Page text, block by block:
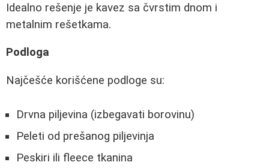
Idealno rešenje je kavez sa čvrstim dnom i
metalnim rešetkama.
Podloga
Najčešće korišćene podloge su:
Drvna piljevina (izbegavati borovinu)
Peleti od prešanog piljevinja
Peskiri ili fleece tkanina